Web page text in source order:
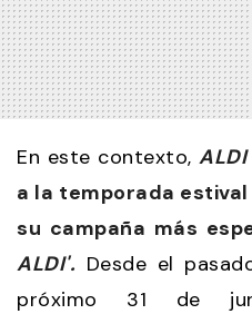
En este contexto, ALDI
a la temporada
su campaña más
ALDI'. Desde el
próximo 31 de